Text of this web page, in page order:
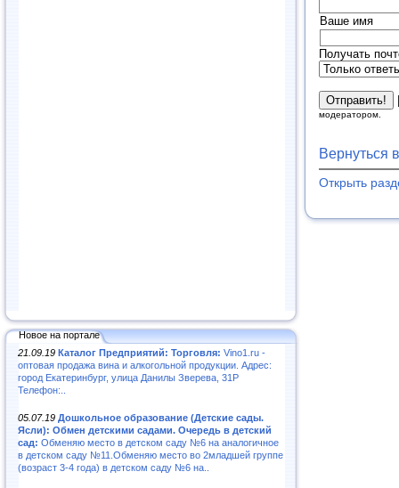
Новое на портале
21.09.19 Каталог Предприятий: Торговля: Vino1.ru -
оптовая продажа вина и алкогольной продукции. Адрес:
город Екатеринбург, улица Данилы Зверева, 31Р
Телефон:..
05.07.19 Дошкольное образование (Детские сады.
Ясли): Обмен детскими садами. Очередь в детский
сад: Обменяю место в детском саду №6 на аналогичное
в детском саду №11.Обменяю место во 2младшей группе
(возраст 3-4 года) в детском саду №6 на..
Ваше имя
Получать
модератором.
Вернуться
Открыть